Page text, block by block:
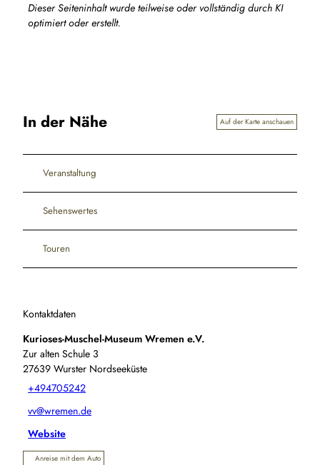
Dieser Seiteninhalt wurde teilweise oder vollständig durch KI
optimiert oder erstellt.
In der Nähe Auf der Karte anschauen
Veranstaltung
Sehenswertes
Touren
Kontaktdaten
Kurioses-Muschel-Museum Wremen e.V.
Zur alten Schule 3
27639 Wurster Nordseeküste
+494705242
vv@wremen.de
Website
Anreise mit dem Auto